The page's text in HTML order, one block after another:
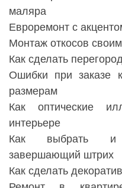
маляра
Евроремонт с
Монтаж откосов
Как сделать
Ошибки при заказе
размерам
Как оптические
интерьере
Как выбрать и
завершающий штрих
Как сделать